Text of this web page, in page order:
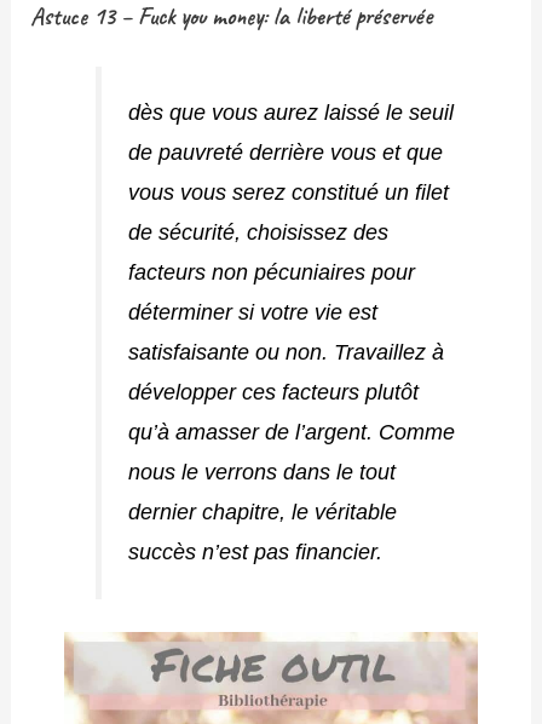
Astuce 13 – Fuck you money: la liberté préservée
dès que vous aurez laissé le seuil
de pauvreté derrière vous et que
vous vous serez constitué un filet
de sécurité, choisissez des
facteurs non pécuniaires pour
déterminer si votre vie est
satisfaisante ou non. Travaillez à
développer ces facteurs plutôt
qu’à amasser de l’argent. Comme
nous le verrons dans le tout
dernier chapitre, le véritable
succès n’est pas financier.